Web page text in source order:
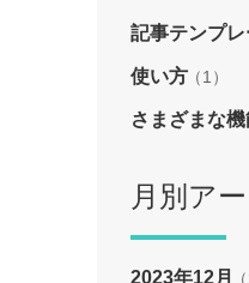
記事テンプレ
使い方（1）
さまざまな機
月別ア
2023年12月